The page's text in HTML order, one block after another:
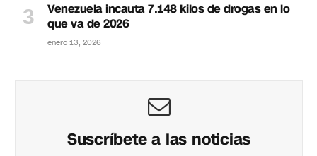
Venezuela incauta 7.148 kilos de drogas en lo
que va de 2026
enero 13, 2026
Suscríbete a las noticias